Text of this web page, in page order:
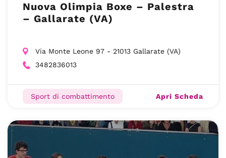
Nuova Olimpia Boxe – Palestra
– Gallarate (VA)
Via Monte Leone 97 - 21013 Gallarate (VA)
3482836013
Sport di combattimento Apri Scheda